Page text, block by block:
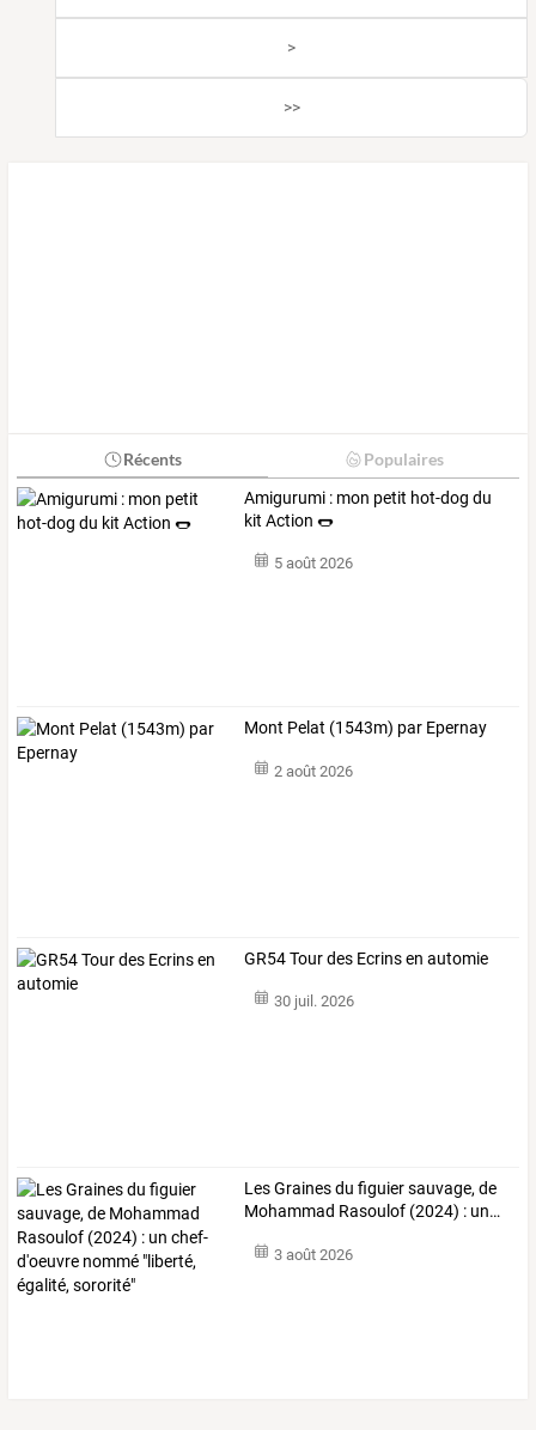
>
>>
Récents Populaires
Amigurumi : mon petit hot-dog du
kit Action 🌭
5 août 2026
Mont Pelat (1543m) par Epernay
2 août 2026
GR54 Tour des Ecrins en automie
30 juil. 2026
LesGrainesdu figuiersauvage, de
Mohammad Rasoulof (2024) : un…
3 août 2026